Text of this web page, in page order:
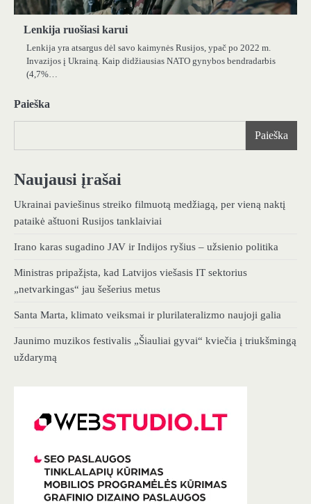
Lenkija ruošiasi karui
Lenkija yra atsargus dėl savo kaimynės Rusijos, ypač po 2022 m.
Invazijos į Ukrainą. Kaip didžiausias NATO gynybos bendradarbis
(4,7%…
Paieška
Paieška
Naujausi įrašai
Ukrainai paviešinus streiko filmuotą medžiagą, per vieną naktį
pataikė aštuoni Rusijos tanklaiviai
Irano karas sugadino JAV ir Indijos ryšius – užsienio politika
Ministras pripažįsta, kad Latvijos viešasis IT sektorius
„netvarkingas“ jau šešerius metus
Santa Marta, klimato veiksmai ir plurilateralizmo naujoji galia
Jaunimo muzikos festivalis „Šiauliai gyvai“ kviečia į triukšmingą
uždarymą